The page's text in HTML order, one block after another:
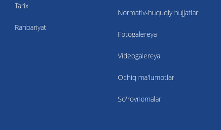
Tarix
Rahbariyat
Normativ-huquqiy hujjatlar
Fotogalereya
Videogalereya
Ochiq ma'lumotlar
So'rovnomalar